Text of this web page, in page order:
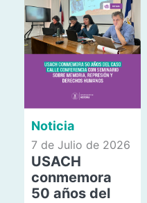
Noticia
7 de Julio de 2026
USACH
conmemora
50 años del